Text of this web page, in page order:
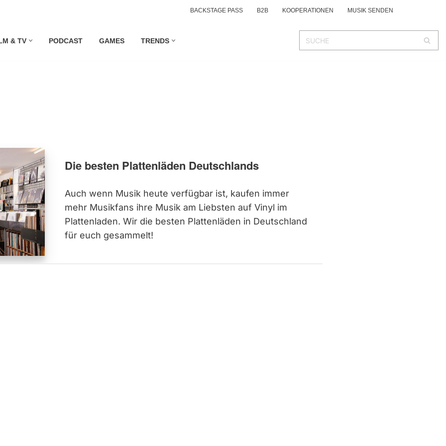
BACKSTAGE PASS B2B KOOPERATIONEN MUSIK SENDEN
& TV PODCAST GAMES TRENDS
Die besten Plattenläden Deutschlands
Auch wenn Musik heute verfügbar ist, kaufen immer
mehr Musikfans ihre Musik am Liebsten auf Vinyl im
Plattenladen. Wir die besten Plattenläden in Deutschland
für euch gesammelt!